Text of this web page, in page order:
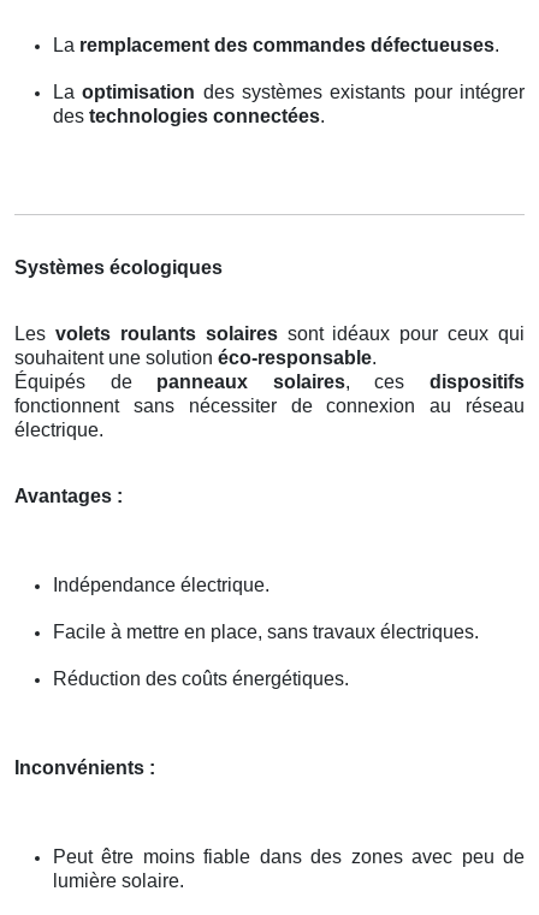
La remplacement des commandes défectueuses.
Laoptimisation des systèmes existants pour intégrer
des technologies connectées.
Systèmes écologiques
Les volets roulants solairessont idéaux pour ceux qui
souhaitent une solution éco-responsable.
Équipés de panneaux solaires, cesdispositifs
fonctionnent sans nécessiter de connexion au réseau
électrique.
Avantages :
Indépendance électrique.
Facile à mettre en place, sans travaux électriques.
Réduction des coûts énergétiques.
Inconvénients :
Peut être moins fiable dans des zones avec peu de
lumière solaire.